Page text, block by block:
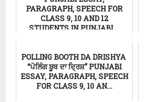
PARAGRAPH, SPEECH FOR
CLASS 9, 10 AND 12
STUDENTS IN PUNJABI ...
POLLING BOOTH DA DRISHYA
“ਪੋਲਿੰਗ ਬੂਥ ਦਾ ਦ੍ਰਿਸ਼” PUNJABI
ESSAY, PARAGRAPH, SPEECH
FOR CLASS 9, 10 AN...